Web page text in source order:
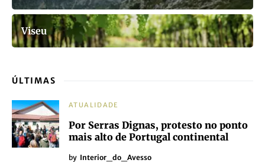
Viseu
ÚLTIMAS
ATUALIDADE
Por Serras Dignas, protesto no ponto
mais alto de Portugal continental
by Interior_do_Avesso